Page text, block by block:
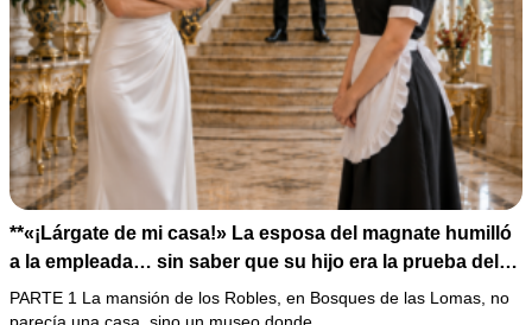
**«¡Lárgate de mi casa!» La esposa del magnate humilló
a la empleada… sin saber que su hijo era la prueba del
secreto que todos habían enterrado*
PARTE 1 La mansión de los Robles, en Bosques de las Lomas, no